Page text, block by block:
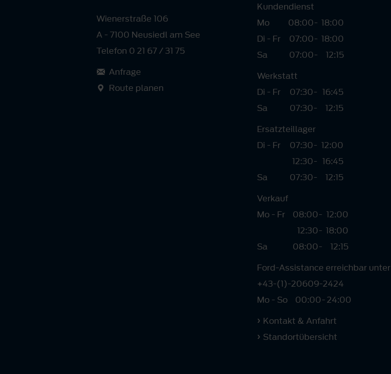
Wienerstraße 106
A - 7100 Neusiedl am See
Telefon 0 21 67 / 31 75
Anfrage
Route planen
Kundendienst
Mo
08:00- 18:00
Di - Fr
07:00- 18:00
Sa
07:00-
12:15
Werkstatt
Di - Fr
07:30- 16:45
Sa
07:30-
12:15
Ersatzteillager
Di - Fr
07:30
12:30
-
-
12:00
16:45
Sa
07:30-
12:15
Verkauf
Mo - Fr
08:00
12:30
-
-
12:00
18:00
Sa
08:00-
12:15
Ford-Assistance erreichbar unter
+43-(1)-20609-2424
Mo - So
00:00-24:00
Kontakt & Anfahrt
Standortübersicht